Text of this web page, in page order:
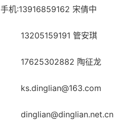
手机:13916859162 宋倩中
13205159191 管安琪
17625302882 陶征龙
ks.dinglian@163.com
dinglian@dinglian.net.cn